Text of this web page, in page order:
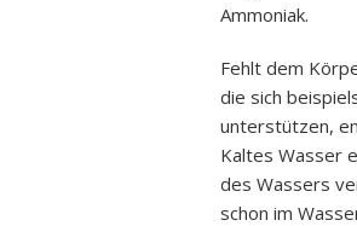
Ammoniak.
Fehlt dem
die sich
unterstützen,
Kaltes Wasser
des Wassers
schon im